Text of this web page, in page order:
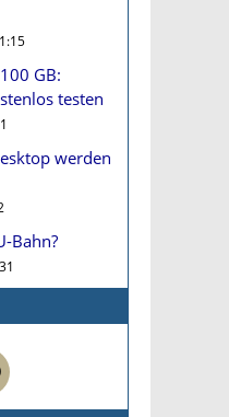
GB:
testen
werden
Bahn?